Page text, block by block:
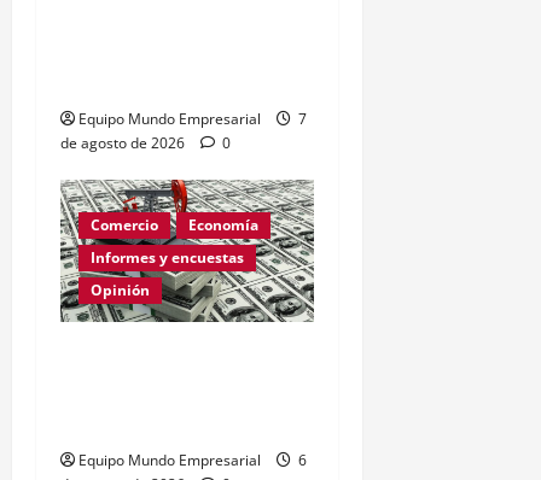
Equipo Mundo Empresarial
7
de agosto de 2026
0
Comercio
Economía
Informes y encuestas
Opinión
Equipo Mundo Empresarial
6